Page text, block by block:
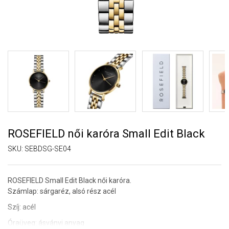
ROSEFIELD női karóra Small Edit Black
SKU: SEBDSG-SE04
ROSEFIELD Small Edit Black női karóra.
Számlap: sárgaréz, alsó rész acél
Szíj: acél
Óraüveg: ásványi anyag